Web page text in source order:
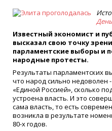
Известный экономист и
высказал свою точку
парламентские выборы и
народные протесты.
Результаты парламентских
что народ сильно недоволен
«Единой Россией», сколько
устроена власть. И это
сама власть, то есть
возникла в результате
80-х годов.